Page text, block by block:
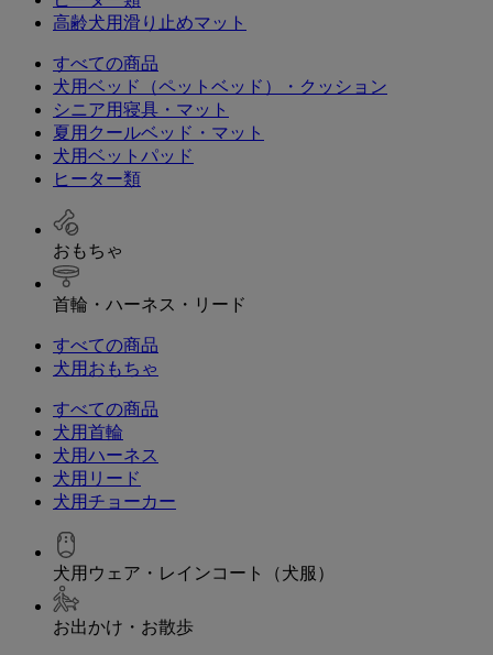
高齢犬用滑り止めマット
すべての商品
犬用ベッド（ペットベッド）・クッション
シニア用寝具・マット
夏用クールベッド・マット
犬用ベットパッド
ヒーター類
おもちゃ
首輪・ハーネス・リード
すべての商品
犬用おもちゃ
すべての商品
犬用首輪
犬用ハーネス
犬用リード
犬用チョーカー
犬用ウェア・レインコート（犬服）
お出かけ・お散歩